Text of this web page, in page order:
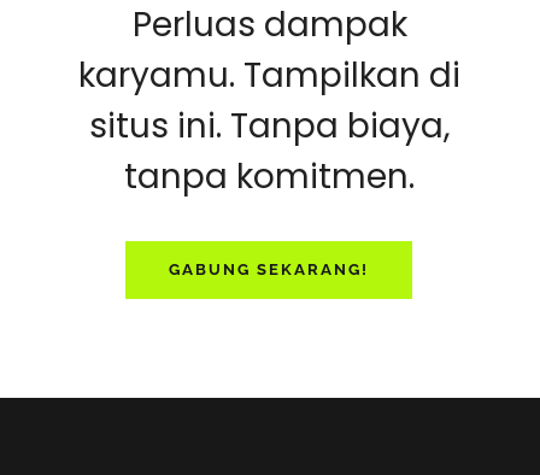
Perluas dampak
karyamu. Tampilkan di
situs ini. Tanpa biaya,
tanpa komitmen.
GABUNG SEKARANG!